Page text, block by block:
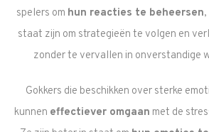
spelers om hun reacties te beheersen
staat zijn om strategieën te volgen en
zonder te vervallen in onverstandige
Gokkers die beschikken over sterke
kunnen effectiever omgaan met de